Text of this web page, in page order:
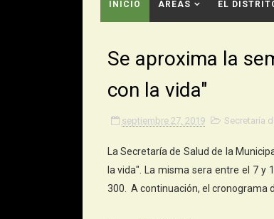
INICIO AREAS EL
Se aproxima la
con la vida"
septiembre 27, 2019 Secretaría
La Secretaría de Salud de la
la vida". La misma sera entre el 7 y
300. A continuación, el cronograma